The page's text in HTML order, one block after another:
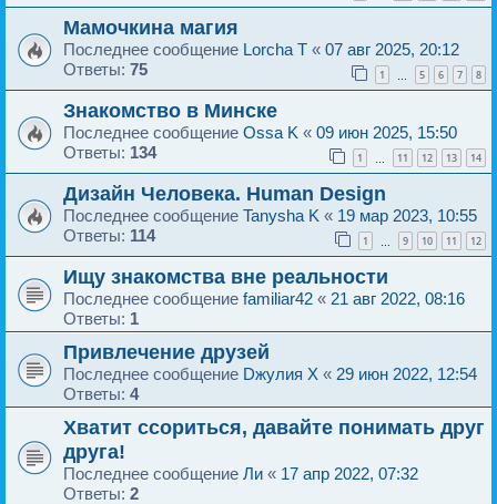
Мамочкина магия
Последнее сообщение Lorcha T « 07 авг 2025, 20:12
Ответы: 75 1 5 6 7 8
Знакомство в Минске
Последнее сообщение Ossa K « 09 июн 2025, 15:50
Ответы: 134 1 11 12 13 14
Дизайн Человека. Human Design
Последнее сообщение Tanysha K « 19 мар 2023, 10:55
Ответы: 114 1 9 10 11 12
Ищу знакомства вне реальности
Последнее сообщение familiar42 « 21 авг 2022, 08:16
Ответы: 1
Привлечение друзей
Последнее сообщение Dжулия X « 29 июн 2022, 12:54
Ответы: 4
Хватит ссориться, давайте понимать друг
друга!
Последнее сообщение Ли « 17 апр 2022, 07:32
Ответы: 2